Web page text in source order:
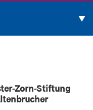
Zorn-Stiftung